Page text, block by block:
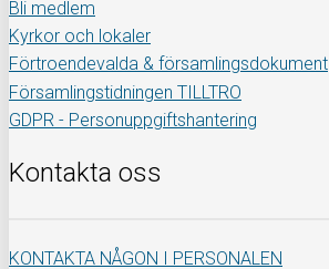
Bli medlem
Kyrkor och lokaler
Förtroendevalda & församlingsdokument
Församlingstidningen TILLTRO
GDPR - Personuppgiftshantering
Kontakta oss
KONTAKTA NÅGON I PERSONALEN